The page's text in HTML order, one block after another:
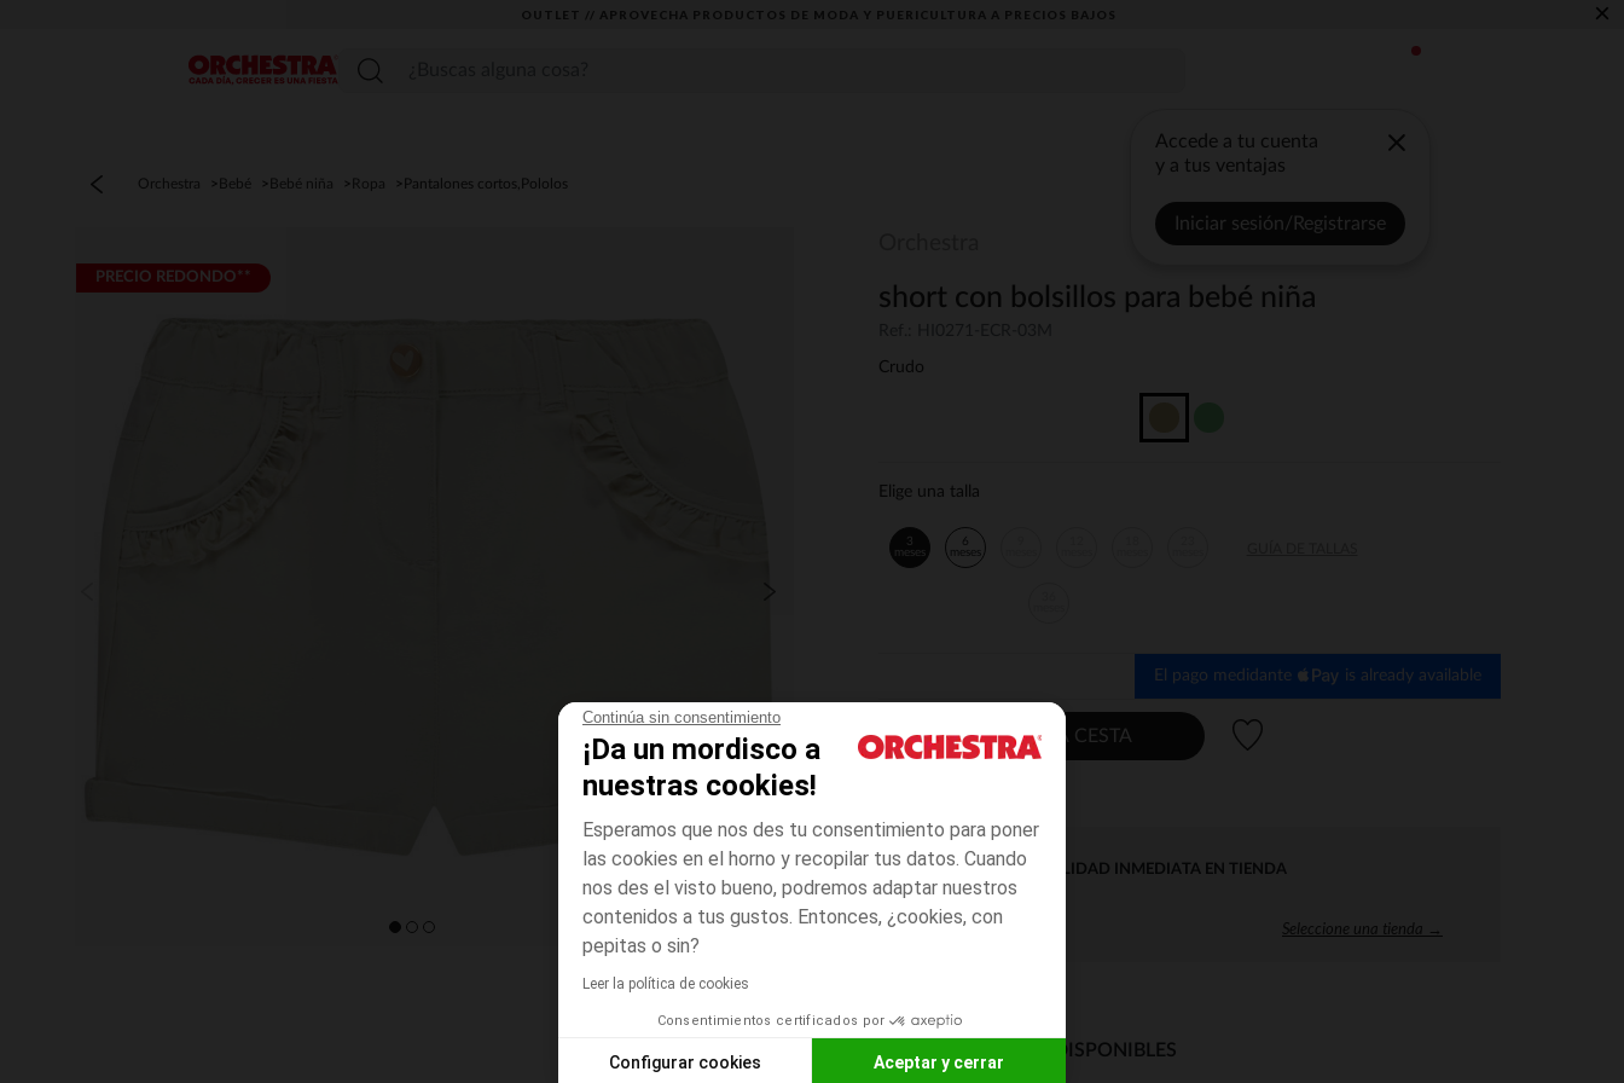
Continúa sin consentimiento
¡Da un mordisco a
nuestras cookies!
Esperamos que nos des tu consentimiento para poner
las cookies en el horno y recopilar tus datos. Cuando
nos des el visto bueno, podremos adaptar nuestros
contenidos a tus gustos. Entonces, ¿cookies, con
pepitas o sin?
Leer la política de cookies
Consentimientos certificados por
Configurar cookies Aceptar y cerrar
OUTLET // APROVECHA PRODUCTOS DE MODA Y PUERICULTURA A PRECIOS BAJOS ×
Menú
Accede a tu cuenta
y a tus ventajas
Iniciar sesión/Registrarse
Orchestra Bebé Bebé niña Ropa Pantalones cortos,Pololos
PRECIO REDONDO**
short con bolsillos para bebé niña
Crudo
Elige una talla
3
meses
6
meses
El pago medidante is already available
AÑADIR A LA CESTA
DISPONIBILIDAD INMEDIATA EN TIENDA
Seleccione una tienda →
MODOS DE ENVÍO DISPONIBLES